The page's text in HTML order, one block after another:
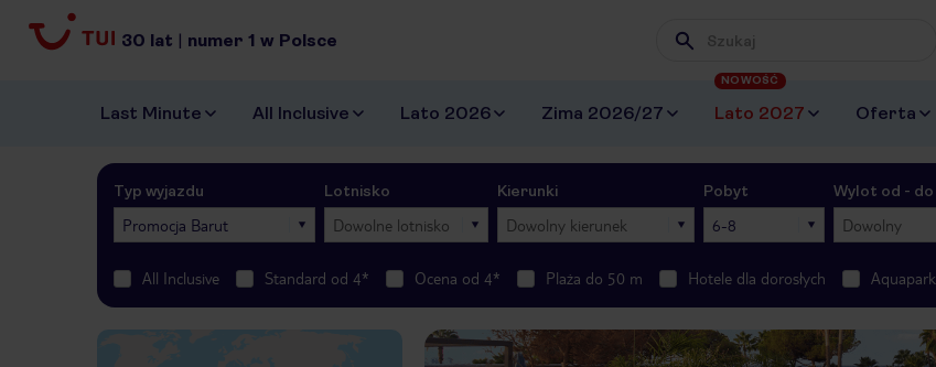
30 lat | numer 1 w Polsce Wpisz frazę, której szukasz
Last Minute All Inclusive Lato 2026 Zima 2026/27 Lato 2027
NOWOŚĆ
Oferta
Typ wyjazdu
Promocja Barut
Lotnisko
Dowolne lotnisko
Kierunki
Dowolny kierunek
Pobyt
6-8
Wylot od - do
Dowolny
All Inclusive Standard od 4* Ocena od 4* Plaża do 50 m Hotele dla dorosłych Aquapark